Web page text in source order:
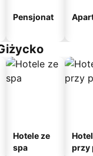
Pensjonat
Hotele ze
spa
przy